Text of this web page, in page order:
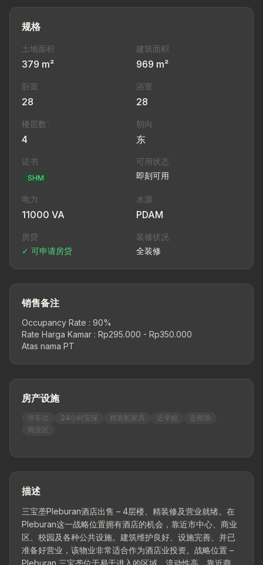
规格
土地面积
379 m²
建筑面积
969 m²
卧室
28
浴室
28
楼层数
4
朝向
东
证书
SHM
可用状态
即刻可用
电力
11000 VA
水源
PDAM
房贷
✓ 可申请房贷
装修状况
全装修
销售备注
Occupancy Rate : 90%
Rate Harga Kamar : Rp295.000 - Rp350.000
Atas nama PT
房产设施
停车位 24小时安保 精装配家具 近学校
近商场
商业区
描述
三宝垄Pleburan酒店出售 – 4层楼、精装修及营业就绪。在
Pleburan这一战略位置拥有酒店的机会，靠近市中心、商业
区、校园及各种公共设施。建筑维护良好、设施完善、并已
准备好营业，该物业非常适合作为酒店业投资。战略位置 –
Pleburan 三宝垄位于易于进入的区域，流动性高，靠近商业